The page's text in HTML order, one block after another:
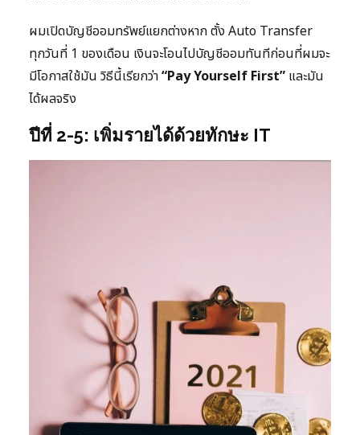
ผมเปิดบัญชีออมทรัพย์แยกต่างหาก ตั้ง Auto Transfer
ทุกวันที่ 1 ของเดือน เงินจะโอนไปบัญชีออมทันทีก่อนที่ผมจะ
มีโอกาสใช้มัน วิธีนี้เรียกว่า“Pay Yourself First” และมัน
ได้ผลจริง
ปีที่ 2-5: เพิ่มรายได้ด้วยทักษะ IT